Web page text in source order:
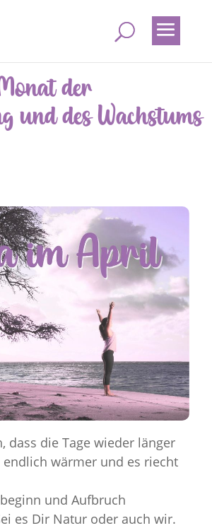
der
und des Wachstums
dass die Tage wieder länger
endlich wärmer und es riecht
und Aufbruch
es Dir Natur oder auch wir.